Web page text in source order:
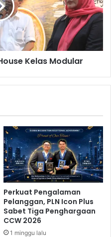
Kelas Modular
Perkuat Pengalaman
Pelanggan, PLN Icon Plus
Sabet Tiga Penghargaan
CCW 2026
1 minggu lalu